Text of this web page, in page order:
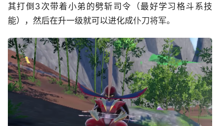
其打倒3次带着小弟的劈斩司令（最好学习格斗系技
能），然后在升一级就可以进化成仆刀将军。